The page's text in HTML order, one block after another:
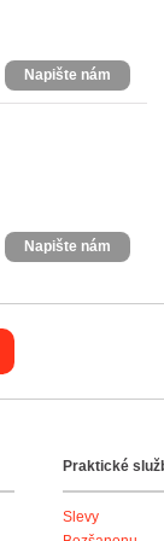
Napište nám
Napište nám
Praktické
Slevy